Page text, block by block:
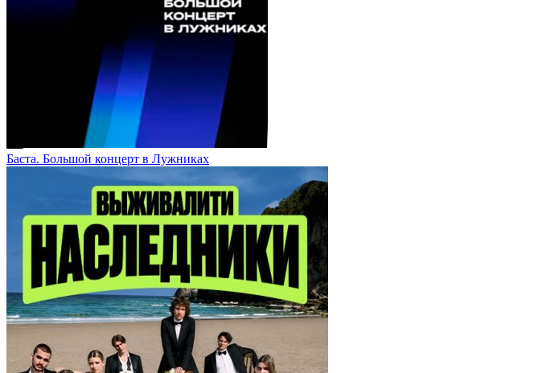
Баста. Большой концерт в Лужниках